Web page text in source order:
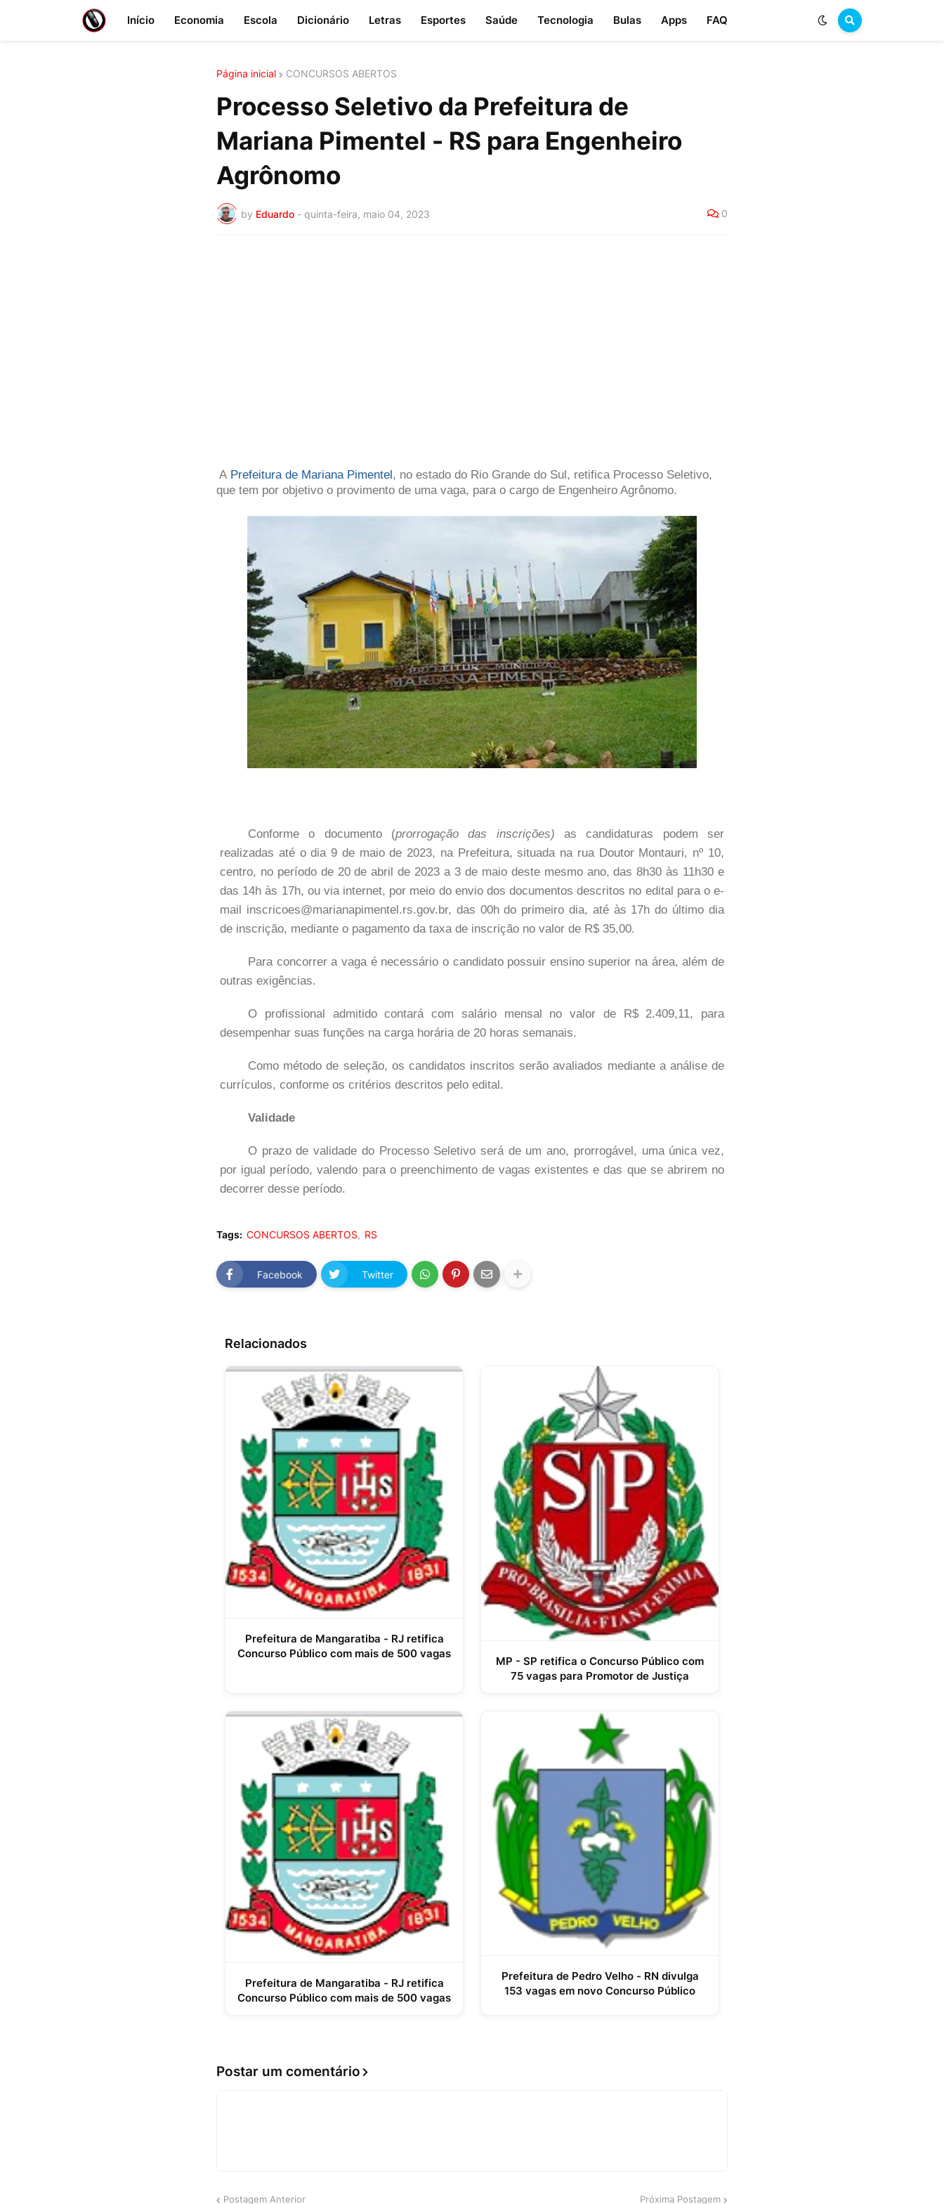
Início Economia Escola Dicionário Letras Esportes Saúde Tecnologia Bulas Apps FAQ
Página inicial CONCURSOS ABERTOS
Processo Seletivo da Prefeitura de
Mariana Pimentel - RS para Engenheiro
Agrônomo
by Eduardo - quinta-feira, maio 04, 2023 0
A Prefeitura de Mariana Pimentel, no estado do Rio Grande do Sul, retifica Processo Seletivo,
que tem por objetivo o provimento de uma vaga, para o cargo de Engenheiro Agrônomo.
Conforme o documento (prorrogação das inscrições) as candidaturas podem ser
realizadas até o dia 9 de maio de 2023, na Prefeitura, situada na rua Doutor Montauri, nº 10,
centro, no período de 20 de abril de 2023 a 3 de maio deste mesmo ano, das 8h30 às 11h30 e
das 14h às 17h, ou via internet, por meio do envio dos documentos descritos no edital para o e-
mail inscricoes@marianapimentel.rs.gov.br, das 00h do primeiro dia, até às 17h do último dia
de inscrição, mediante o pagamento da taxa de inscrição no valor de R$ 35,00.
Para concorrer a vaga é necessário o candidato possuir ensino superior na área, além de
outras exigências.
O profissional admitido contará com salário mensal no valor de R$ 2.409,11, para
desempenhar suas funções na carga horária de 20 horas semanais.
Como método de seleção, os candidatos inscritos serão avaliados mediante a análise de
currículos, conforme os critérios descritos pelo edital.
Validade
O prazo de validade do Processo Seletivo será de um ano, prorrogável, uma única vez,
por igual período, valendo para o preenchimento de vagas existentes e das que se abrirem no
decorrer desse período.
Tags: CONCURSOS ABERTOS RS
Facebook Twitter
Relacionados
Prefeitura de Mangaratiba - RJ retifica
Concurso Público com mais de 500 vagas
MP - SP retifica o Concurso Público com
75 vagas para Promotor de Justiça
Prefeitura de Mangaratiba - RJ retifica
Concurso Público com mais de 500 vagas
Prefeitura de Pedro Velho - RN divulga
153 vagas em novo Concurso Público
Postar um comentário
Postagem Anterior Próxima Postagem